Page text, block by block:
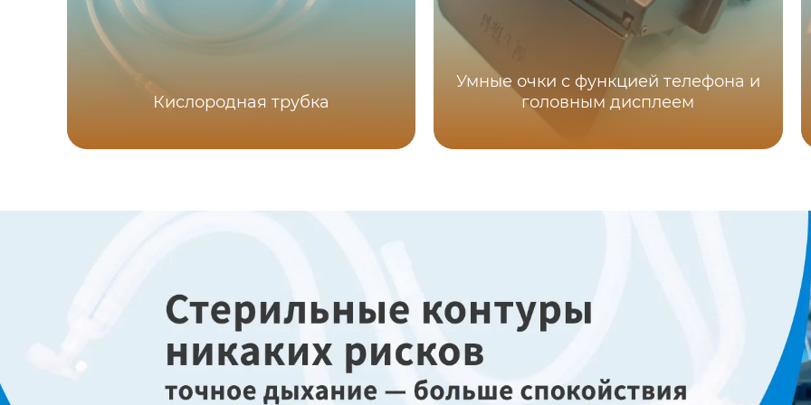
Кислородная трубка
Умные очки с функцией телефона и
головным дисплеем